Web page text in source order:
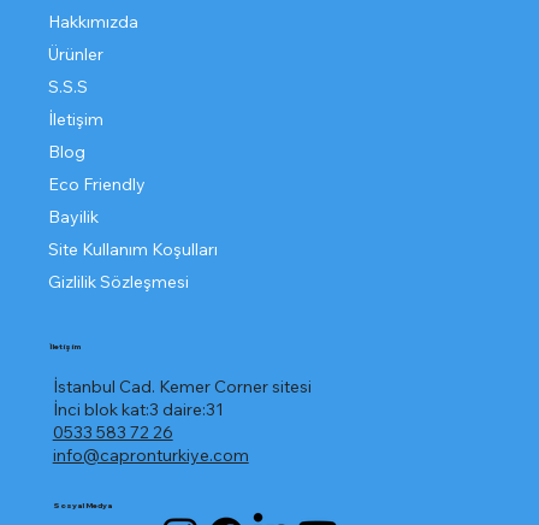
Hakkımızda
Ürünler
S.S.S
İletişim
Blog
Eco Friendly
Bayilik
Site Kullanım Koşulları
Gizlilik Sözleşmesi
İstanbul Cad. Kemer Corner sitesi
İnci blok kat:3 daire:31
0533 583 72 26
info@capronturkiye.com
İletişim
Sosyal Medya